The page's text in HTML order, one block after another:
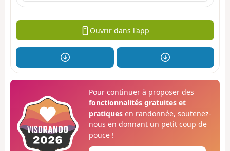
Ouvrir dans l'app
Pour continuer à proposer des
fonctionnalités gratuites et
pratiquesen randonnée, soutenez-
nous en donnant un petit coup de
pouce !